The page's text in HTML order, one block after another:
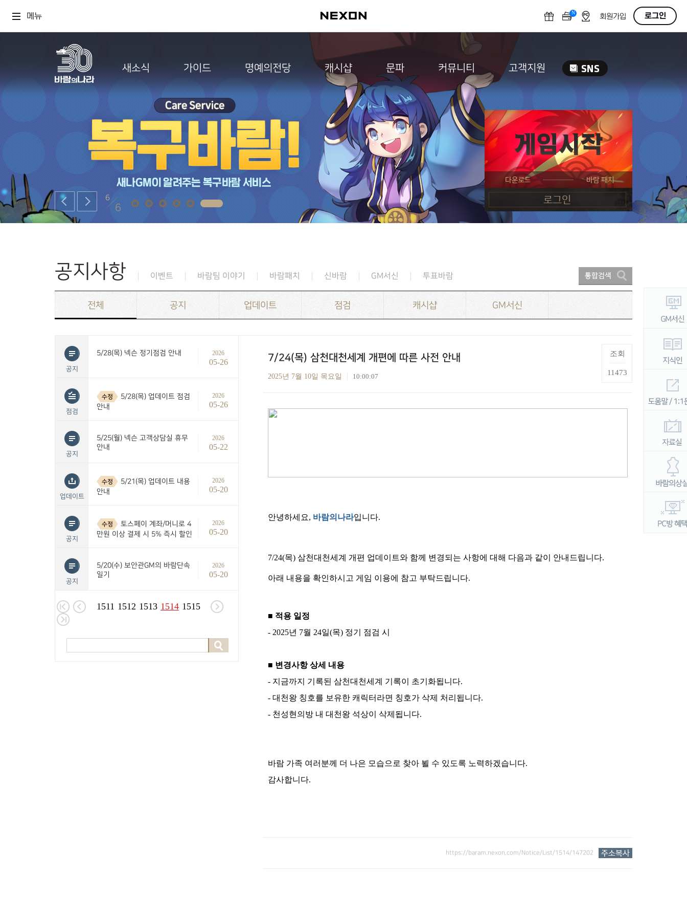
메뉴 N OFF회원가입 로그인
새소식 가이드 명예의전당 캐시샵 문파 커뮤니티 고객지원
6
6
공지사항 이벤트 바람팀 이야기 바람패치 신바람 GM서신 투표바람
전체 공지 업데이트 점검 캐시샵 GM서신
공지
5/28(목) 넥슨 정기점검 안내 2026
05-26
점검
수정
5/28(목) 업데이트 점검
안내
2026
05-26
공지
5/25(월) 넥슨 고객상담실 휴무
안내
2026
05-22
업데이트
수정
5/21(목) 업데이트 내용
안내
2026
05-20
공지
수정
토스페이 계좌/머니로 4
만원 이상 결제 시 5% 즉시 할인
2026
05-20
공지
5/20(수) 보안관GM의 바람단속
일기
2026
05-20
1511 1512 1513 1514 1515
7/24(목) 삼천대천세계 개편에 따른 사전 안내
2025년 7월 10일 목요일 10:00:07
조회
11473
안녕하세요, 바람의나라입니다.
7/24(목) 삼천대천세계 개편 업데이트와 함께 변경되는 사항에 대해 다음과 같이 안내드립니다.
아래 내용을 확인하시고 게임 이용에 참고 부탁드립니다.
■ 적용 일정
- 2025년 7월 24일(목) 정기 점검 시
■ 변경사항 상세 내용
- 지금까지 기록된 삼천대천세계 기록이 초기화됩니다.
- 대천왕 칭호를 보유한 캐릭터라면 칭호가 삭제 처리됩니다.
- 천성현의방 내 대천왕 석상이 삭제됩니다.
바람 가족 여러분께 더 나은 모습으로 찾아 뵐 수 있도록 노력하겠습니다.
감사합니다.
https://baram.nexon.com/Notice/List/1514/147202